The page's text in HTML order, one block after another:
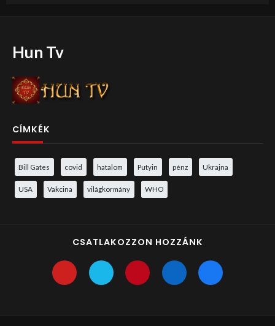
Hun Tv
CÍMKÉK
Bill Gates covid hatalom Putyin pénz Ukrajna
USA Vakcina világkormány WHO
CSATLAKOZZON HOZZÁNK